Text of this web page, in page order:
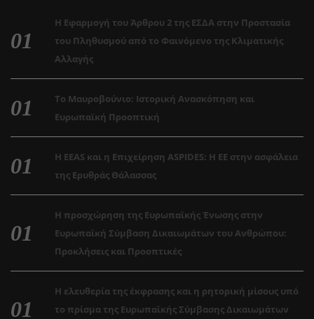
Η Εφαρμογή του Άρθρου 2 της ΕΣΔΑ στην Προστασία
του Πληθυσμού από το Φαινόμενο της Κλιματικής
Αλλαγής
Το Μαυροβούνιο: Ιστορική Ανασκόπηση και
Ευρωπαϊκή Προοπτική
Η EEAS και η Επιχείρηση ASPIDES: Η ΕΕ στην ασφάλεια
της Ερυθράς Θάλασσας
Η προσχώρηση της Ευρωπαϊκής Ένωσης στην
Ευρωπαϊκή Σύμβαση Δικαιωμάτων του Ανθρώπου:
Προκλήσεις και Προοπτικές
Η ελευθερία της έκφρασης και η ρητορική μίσους υπό
το πρίσμα της Ευρωπαϊκής Σύμβασης Δικαιωμάτων